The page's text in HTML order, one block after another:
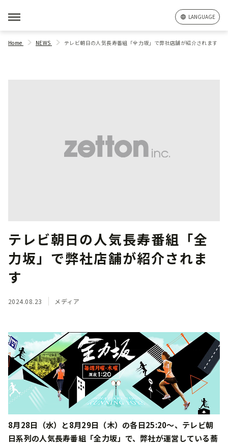
LANGUAGE
Home NEWS テレビ朝日の人気長寿番組「全力坂」で弊社店舗が紹介されます
テレビ朝日の人気長寿番組「全
力坂」で弊社店舗が紹介されま
す
2024.08.23 メディア
8月28日（水）と8月29日（木）の各日25:20～、テレビ朝
日系列の人気長寿番組「全力坂」で、弊社が運営している蕎